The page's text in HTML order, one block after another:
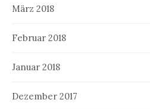
März 2018
Februar 2018
Januar 2018
Dezember 2017